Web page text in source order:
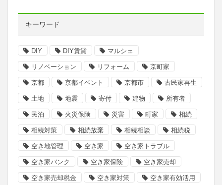
キーワード
DIY DIY賃貸 マルシェ
リノベーション リフォーム 京町家
京都 京都イベント 京都市 古民家再生
土地 地震 寄付 建物 所有者
民泊 火災保険 災害 町家 相続
相続対策 相続放棄 相続相談 相続税
空き地管理 空き家 空き家トラブル
空き家バンク 空き家保険 空き家売却
空き家売却税金 空き家対策 空き家有効活用